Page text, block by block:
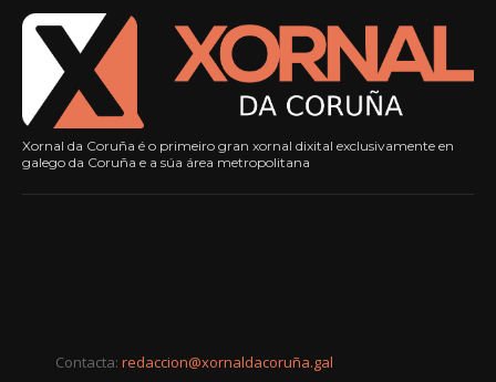
Xornal da Coruña é o primeiro gran xornal dixital exclusivamente en
galego da Coruña e a súa área metropolitana
Contacta: redaccion@xornaldacoruña.gal